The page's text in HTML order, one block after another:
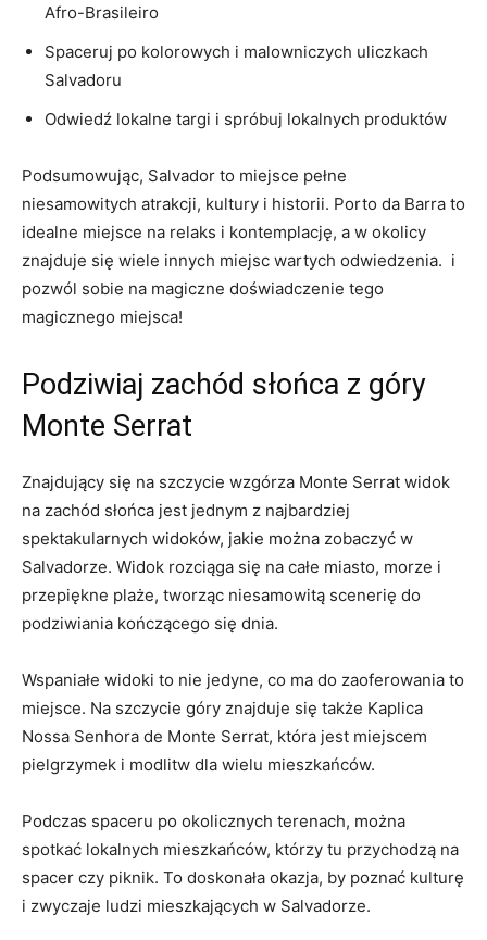
Afro-Brasileiro
Spaceruj po kolorowych i malowniczych uliczkach
Salvadoru
Odwiedź lokalne⁤ targi i spróbuj lokalnych produktów
Podsumowując,​ Salvador to miejsce pełne
niesamowitych⁢ atrakcji, kultury i historii. Porto da Barra to
idealne miejsce na relaks i kontemplację, a w⁢ okolicy
znajduje się wiele innych miejsc wartych odwiedzenia. ⁤ i
pozwól sobie na magiczne doświadczenie tego
magicznego⁤ miejsca!
Podziwiaj zachód słońca z góry
Monte Serrat
Znajdujący się na szczycie wzgórza Monte Serrat widok
⁢na zachód słońca jest jednym z najbardziej
spektakularnych widoków,‌ jakie‌ można zobaczyć w
Salvadorze. Widok rozciąga się ⁢na całe ⁤miasto, morze‌ i
przepiękne plaże, tworząc niesamowitą scenerię do
‍podziwiania kończącego się dnia.
Wspaniałe⁢ widoki to nie jedyne,​ co‌ ma do zaoferowania to
miejsce. Na szczycie góry znajduje się⁢ także Kaplica
⁣Nossa Senhora de Monte Serrat, która jest ‍miejscem
pielgrzymek i modlitw‍ dla wielu mieszkańców.
Podczas spaceru po okolicznych terenach, można
spotkać lokalnych mieszkańców, którzy tu przychodzą na
spacer czy piknik. To doskonała okazja, by poznać kulturę
i zwyczaje​ ludzi mieszkających w Salvadorze.